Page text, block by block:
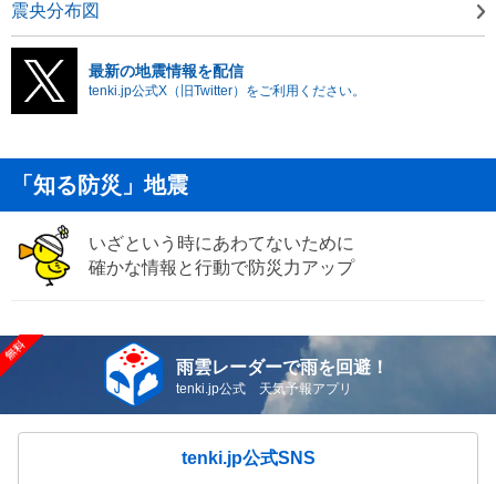
震央分布図
最新の地震情報を配信
tenki.jp公式X（旧Twitter）をご利用ください。
「知る防災」地震
いざという時にあわてないために
確かな情報と行動で防災力アップ
雨雲レーダーで雨を回避！
tenki.jp公式 天気予報アプリ
tenki.jp公式SNS